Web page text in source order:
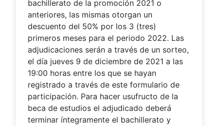
bachillerato de la promoción 2021 o
anteriores, las mismas otorgan un
descuento del 50% por los 3 (tres)
primeros meses para el periodo 2022. Las
adjudicaciones serán a través de un sorteo,
el día jueves 9 de diciembre de 2021 a las
19:00 horas entre los que se hayan
registrado a través de este formulario de
participación. Para hacer usufructo de la
beca de estudios el adjudicado deberá
terminar íntegramente el bachillerato y